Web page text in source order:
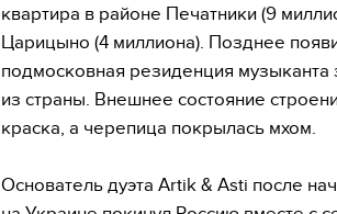
квартира в районе Печатники (9
Царицыно (4 миллиона). Позднее
подмосковная резиденция музыканта
из страны. Внешнее состояние
краска, а черепица покрылась мхом.
Основатель дуэта Artik & Asti после